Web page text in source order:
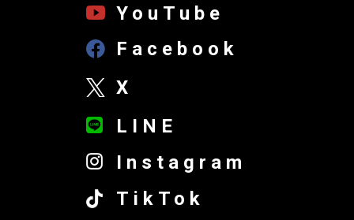
YouTube
Facebook
X
LINE
Instagram
TikTok